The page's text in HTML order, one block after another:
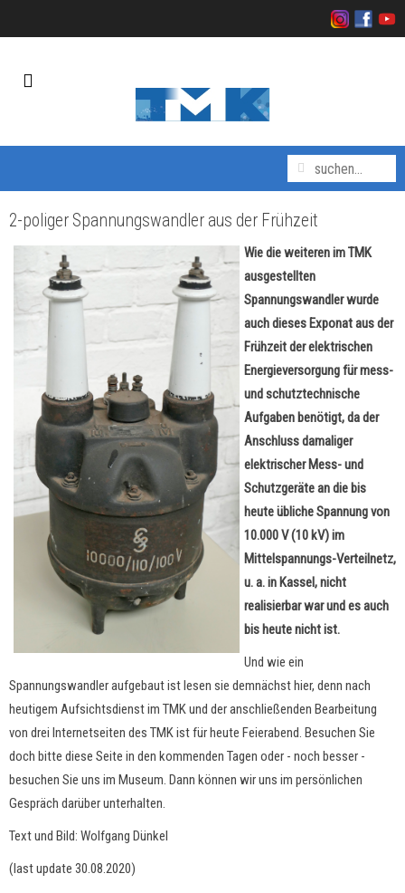
2-poliger Spannungswandler aus der Frühzeit
Wie die weiteren im TMK
ausgestellten
Spannungswandler wurde
auch dieses Exponat aus der
Frühzeit der elektrischen
Energieversorgung für mess-
und schutztechnische
Aufgaben benötigt, da der
Anschluss damaliger
elektrischer Mess- und
Schutzgeräte an die bis
heute übliche Spannung von
10.000 V (10 kV) im
Mittelspannungs-Verteilnetz,
u. a. in Kassel, nicht
realisierbar war und es auch
bis heute nicht ist.
Und wie ein
Spannungswandler aufgebaut ist lesen sie demnächst hier, denn nach
heutigem Aufsichtsdienst im TMK und der anschließenden Bearbeitung
von drei Internetseiten des TMK ist für heute Feierabend. Besuchen Sie
doch bitte diese Seite in den kommenden Tagen oder - noch besser -
besuchen Sie uns im Museum. Dann können wir uns im persönlichen
Gespräch darüber unterhalten.
Text und Bild: Wolfgang Dünkel
(last update 30.08.2020)